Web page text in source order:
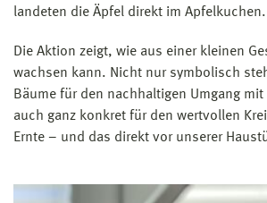
landeten die Äpfel direkt im Apfelkuchen.
Die Aktion zeigt, wie aus einer kleinen
wachsen kann. Nicht nur symbolisch
Bäume für den nachhaltigen Umgang
auch ganz konkret für den wertvollen
Ernte – und das direkt vor unserer